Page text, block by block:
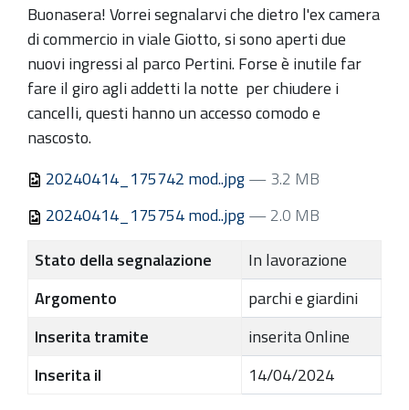
Buonasera! Vorrei segnalarvi che dietro l'ex camera
di commercio in viale Giotto, si sono aperti due
nuovi ingressi al parco Pertini. Forse è inutile far
fare il giro agli addetti la notte per chiudere i
cancelli, questi hanno un accesso comodo e
nascosto.
20240414_175742 mod..jpg— 3.2 MB
20240414_175754 mod..jpg— 2.0 MB
Stato della segnalazione
In lavorazione
Argomento
parchi e giardini
Inserita tramite
inserita Online
Inserita il
14/04/2024